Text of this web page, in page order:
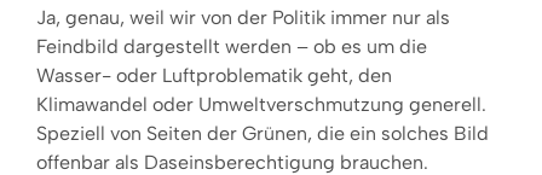
Ja, genau, weil wir von der Politik immer nur als
Feindbild dargestellt werden – ob es um die
Wasser- oder Luftproblematik geht, den
Klimawandel oder Umweltverschmutzung generell.
Speziell von Seiten der Grünen, die ein solches Bild
offenbar als Daseinsberechtigung brauchen.